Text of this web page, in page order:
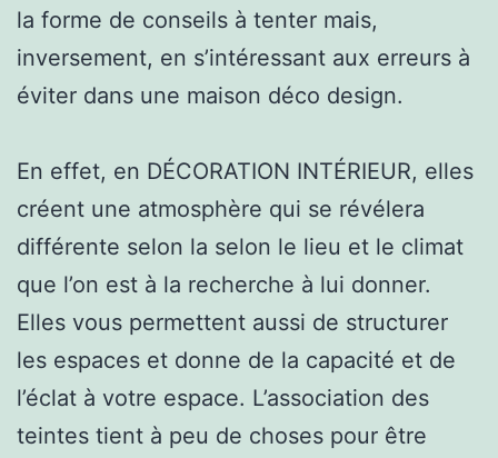
la forme de conseils à tenter mais,
inversement, en s’intéressant aux erreurs à
éviter dans une maison déco design.
En effet, en DÉCORATION INTÉRIEUR, elles
créent une atmosphère qui se révélera
différente selon la selon le lieu et le climat
que l’on est à la recherche à lui donner.
Elles vous permettent aussi de structurer
les espaces et donne de la capacité et de
l’éclat à votre espace. L’association des
teintes tient à peu de choses pour être